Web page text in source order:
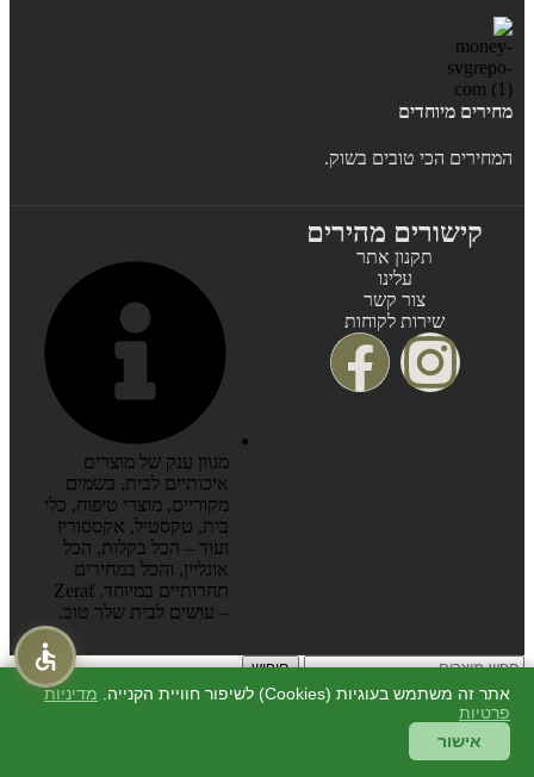
מחירים מיוחדים
המחירים הכי טובים בשוק.
קישורים מהירים
תקנון אתר
עלינו
צור קשר
שירות לקוחות
מגוון ענק של מוצרים
איכותיים לבית, בשמים
מקוריים, מוצרי טיפוח, כלי
בית, טקסטיל, אקססוריז
ועוד – הכל בקלות, הכל
אונליין, והכל במחירים
תחרותיים במיוחד. Zeraf
– עושים לבית שלך טוב.
חיפוש
התחילו להקליד כדי לראות מוצרים שאתם מחפשים.
סגור
אתר זה משתמש בעוגיות (Cookies) לשיפור חוויית הקנייה.
מדיניות
פרטיות
אישור